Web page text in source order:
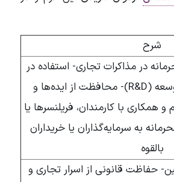
شرح
در مذاکرات تجاری- استفاده در
همکاری‌های تحقیق و توسعه (R&D)- محافظت از ایده‌ها و
همکاری با کارمندان، فریلنسرها یا
به سرمایه‌گذاران یا خریداران
بالقوه
حفاظت قانونی از اسرار تجاری و